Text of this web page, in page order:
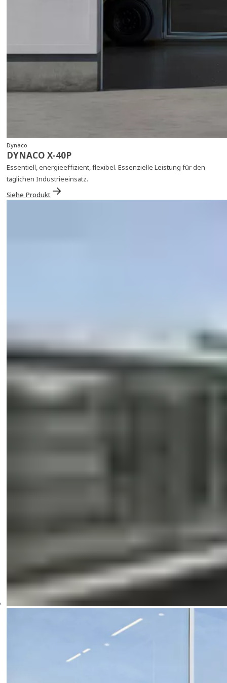
Dynaco
DYNACO X‑40P
Essentiell, energieeffizient, flexibel. Essenzielle Leistung für den
täglichen Industrieeinsatz.
Siehe Produkt